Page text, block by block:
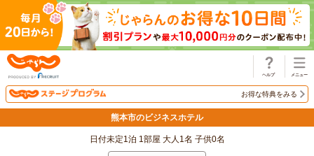
お得な特典をみる
熊本市のビジネスホテル
日付未定1泊 1部屋 大人1名 子供0名